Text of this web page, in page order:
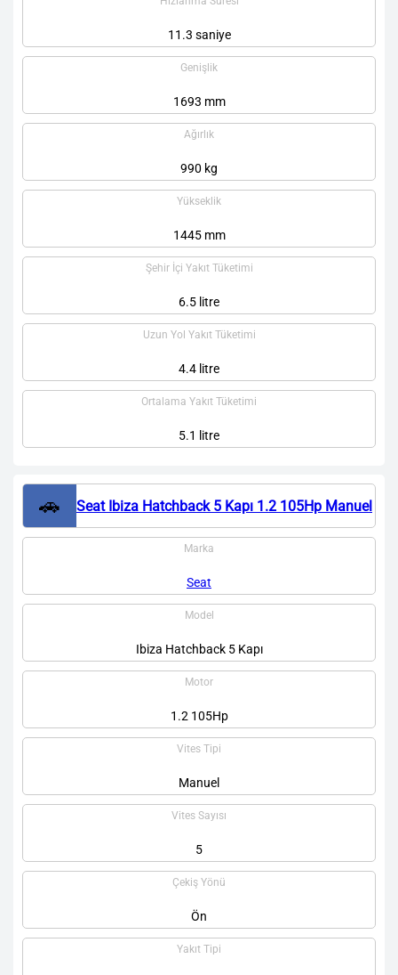
11.3 saniye
Genişlik
1693 mm
Ağırlık
990 kg
Yükseklik
1445 mm
Şehir İçi Yakıt Tüketimi
6.5 litre
Uzun Yol Yakıt Tüketimi
4.4 litre
Ortalama Yakıt Tüketimi
5.1 litre
🚗 Seat Ibiza Hatchback 5 Kapı 1.2 105Hp Manuel
Marka
Seat
Model
Ibiza Hatchback 5 Kapı
Motor
1.2 105Hp
Vites Tipi
Manuel
Vites Sayısı
5
Çekiş Yönü
Ön
Yakıt Tipi